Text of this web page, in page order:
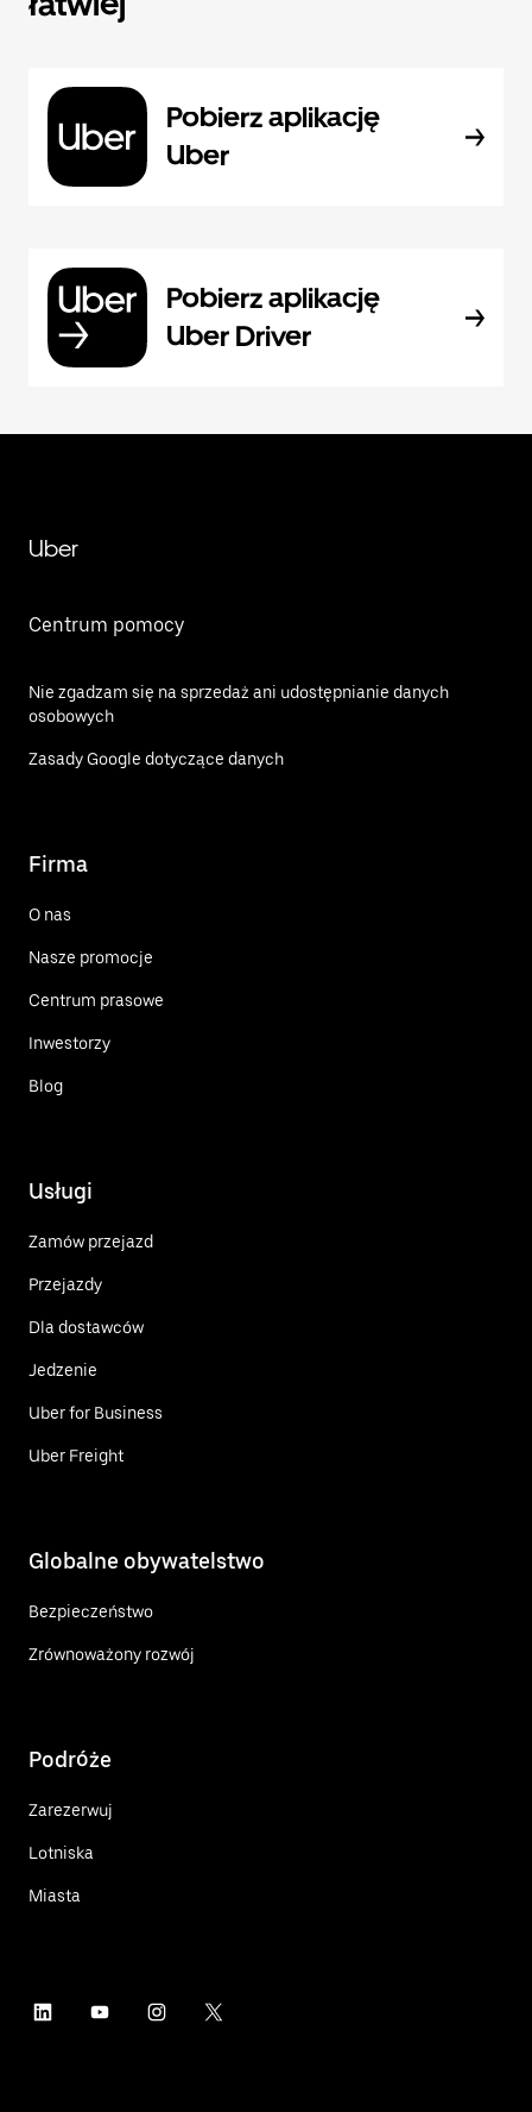
Pobierz aplikację
Uber
Pobierz aplikację
Uber Driver
Uber
Centrum pomocy
Nie zgadzam się na sprzedaż ani udostępnianie danych
osobowych
Zasady Google dotyczące danych
Firma
O nas
Nasze promocje
Centrum prasowe
Inwestorzy
Blog
Usługi
Zamów przejazd
Przejazdy
Dla dostawców
Jedzenie
Uber for Business
Uber Freight
Globalne obywatelstwo
Bezpieczeństwo
Zrównoważony rozwój
Podróże
Zarezerwuj
Lotniska
Miasta